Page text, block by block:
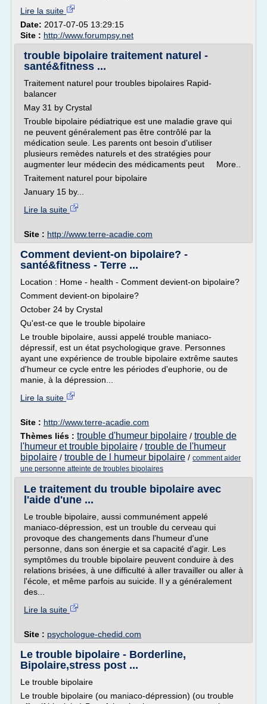
Lire la suite
Date: 2017-07-05 13:29:15
Site : http://www.forumpsy.net
trouble bipolaire traitement naturel -
santé&fitness ...
Traitement naturel pour troubles bipolaires Rapid-
balancer
May 31 by Crystal
Trouble bipolaire pédiatrique est une maladie grave qui
ne peuvent généralement pas être contrôlé par la
médication seule. Les parents ont besoin d'utiliser
plusieurs remèdes naturels et des stratégies pour
augmenter leur médecin des médicaments peut More..
Traitement naturel pour bipolaire
January 15 by...
Lire la suite
Site : http://www.terre-acadie.com
Comment devient-on bipolaire? -
santé&fitness - Terre ...
Location : Home - health - Comment devient-on bipolaire?
Comment devient-on bipolaire?
October 24 by Crystal
Qu'est-ce que le trouble bipolaire
Le trouble bipolaire, aussi appelé trouble maniaco-
dépressif, est un état psychologique grave. Personnes
ayant une expérience de trouble bipolaire extrême sautes
d'humeur ce cycle entre les périodes d'euphorie, ou de
manie, à la dépression...
Lire la suite
Site : http://www.terre-acadie.com
Thèmes liés : trouble d'humeur bipolaire / trouble de
l'humeur et trouble bipolaire / trouble de l'humeur
bipolaire / trouble de l humeur bipolaire / comment aider
une personne atteinte de troubles bipolaires
Le traitement du trouble bipolaire avec
l'aide d'une ...
Le trouble bipolaire, aussi communément appelé
maniaco-dépression, est un trouble du cerveau qui
provoque des changements dans l'humeur d'une
personne, dans son énergie et sa capacité d'agir. Les
symptômes du trouble bipolaire peuvent conduire à des
relations brisées, à une difficulté à aller travailler ou aller à
l'école, et même parfois au suicide. Il y a généralement
des...
Lire la suite
Site : psychologue-chedid.com
Le trouble bipolaire - Borderline,
Bipolaire,stress post ...
Le trouble bipolaire
Le trouble bipolaire (ou maniaco-dépression) (ou trouble